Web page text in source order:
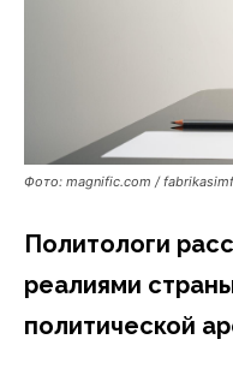
Фото: magnific.com / fabrikasimf
Политологи
реалиями
политической